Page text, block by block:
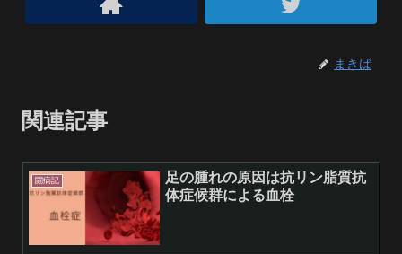
まきば
関連記事
闘病記
足の腫れの原因は抗リン脂質抗
体症候群による血栓